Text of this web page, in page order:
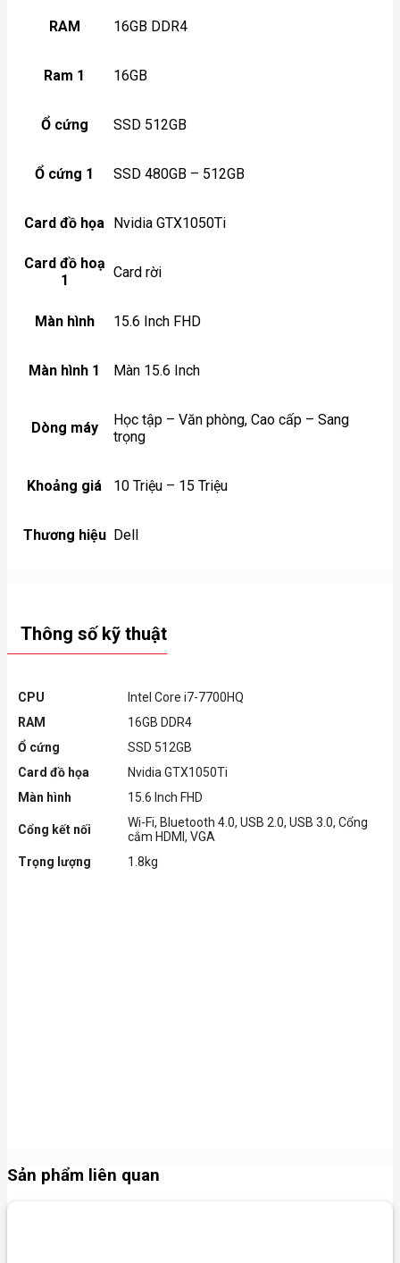
RAM 16GB DDR4
Ram 1 16GB
Ổ cứng SSD 512GB
Ổ cứng 1 SSD 480GB – 512GB
Card đồ họa Nvidia GTX1050Ti
Card đồ hoạ
1
Card rời
Màn hình 15.6 Inch FHD
Màn hình 1 Màn 15.6 Inch
Dòng máy
Học tập – Văn phòng, Cao cấp – Sang
trọng
Khoảng giá 10 Triệu – 15 Triệu
Thương hiệu Dell
Thông số kỹ thuật
CPU
Intel Core i7-7700HQ
RAM
16GB DDR4
Ổ cứng
SSD 512GB
Card đồ họa
Nvidia GTX1050Ti
Màn hình
15.6 Inch FHD
Cổng kết nối
Wi-Fi, Bluetooth 4.0, USB 2.0, USB 3.0, Cổng
cắm HDMI, VGA
Trọng lượng
1.8kg
Sản phẩm liên quan